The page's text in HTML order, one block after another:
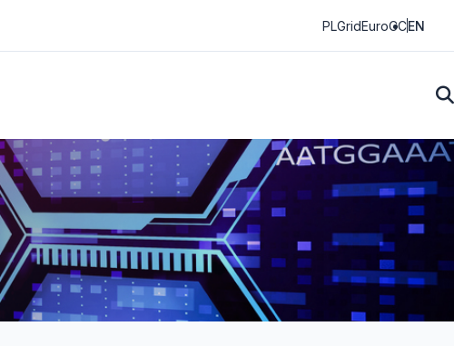
PLGridEuroCCEN